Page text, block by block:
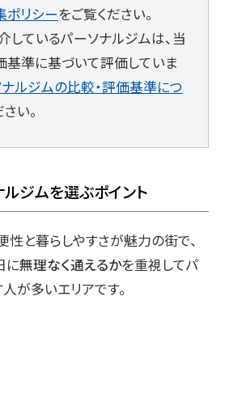
ポリシーをご覧ください。
しているパーソナルジムは、当
基準に基づいて評価していま
ルジムの比較・評価基準につ
い。
ジムを選ぶポイント
と暮らしやすさが魅力の街で、
に無理なく通えるかを重視してパ
が多いエリアです。